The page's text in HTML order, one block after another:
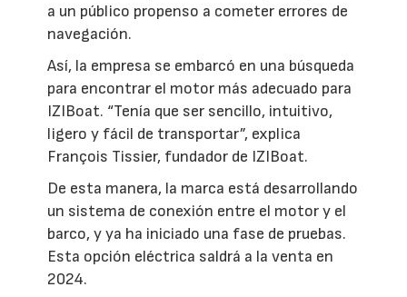
a un público propenso a cometer errores de
navegación.
Así, la empresa se embarcó en una búsqueda
para encontrar el motor más adecuado para
IZIBoat. “Tenía que ser sencillo, intuitivo,
ligero y fácil de transportar”, explica
François Tissier, fundador de IZIBoat.
De esta manera, la marca está desarrollando
un sistema de conexión entre el motor y el
barco, y ya ha iniciado una fase de pruebas.
Esta opción eléctrica saldrá a la venta en
2024.